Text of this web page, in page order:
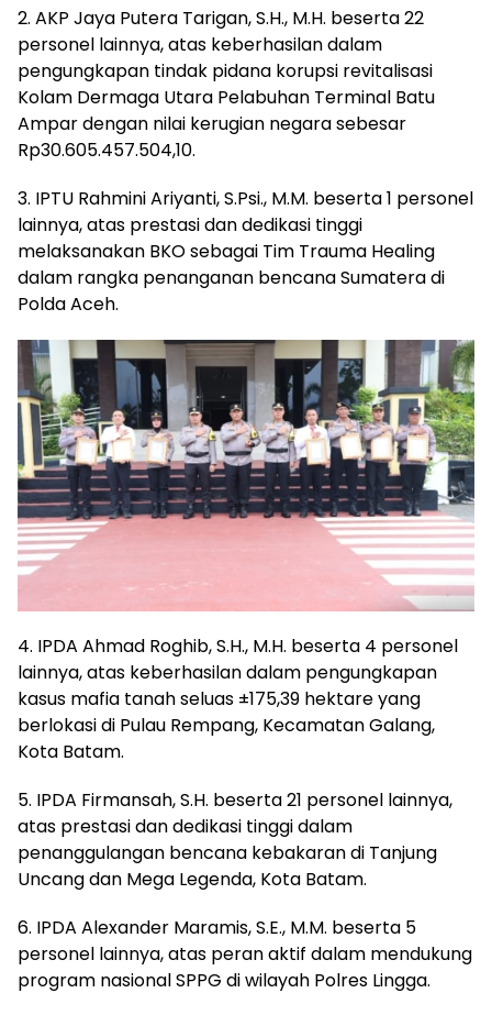
2. AKP Jaya Putera Tarigan, S.H., M.H. beserta 22
personel lainnya, atas keberhasilan dalam
pengungkapan tindak pidana korupsi revitalisasi
Kolam Dermaga Utara Pelabuhan Terminal Batu
Ampar dengan nilai kerugian negara sebesar
Rp30.605.457.504,10.
3. IPTU Rahmini Ariyanti, S.Psi., M.M. beserta 1 personel
lainnya, atas prestasi dan dedikasi tinggi
melaksanakan BKO sebagai Tim Trauma Healing
dalam rangka penanganan bencana Sumatera di
Polda Aceh.
4. IPDA Ahmad Roghib, S.H., M.H. beserta 4 personel
lainnya, atas keberhasilan dalam pengungkapan
kasus mafia tanah seluas ±175,39 hektare yang
berlokasi di Pulau Rempang, Kecamatan Galang,
Kota Batam.
5. IPDA Firmansah, S.H. beserta 21 personel lainnya,
atas prestasi dan dedikasi tinggi dalam
penanggulangan bencana kebakaran di Tanjung
Uncang dan Mega Legenda, Kota Batam.
6. IPDA Alexander Maramis, S.E., M.M. beserta 5
personel lainnya, atas peran aktif dalam mendukung
program nasional SPPG di wilayah Polres Lingga.